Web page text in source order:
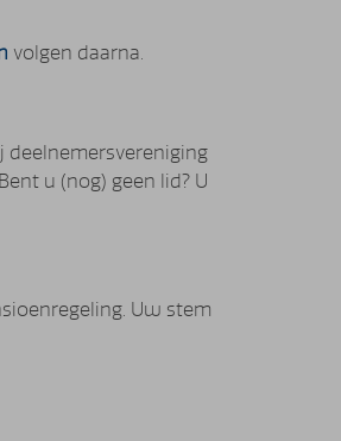
volgen daarna.
deelnemersvereniging
u (nog) geen lid? U
Uw stem